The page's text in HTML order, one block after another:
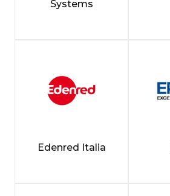
Systems
Edenred Italia